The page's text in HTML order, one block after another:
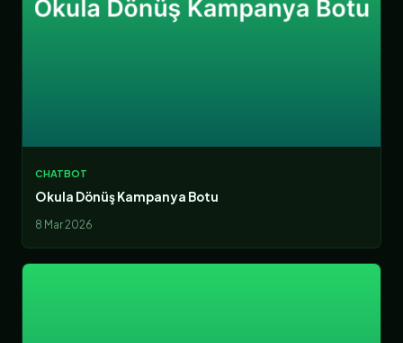
CHATBOT
Okula Dönüş Kampanya Botu
8 Mar 2026